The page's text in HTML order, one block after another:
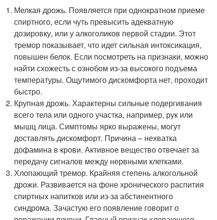
Мелкая дрожь. Появляется при однократном приеме
спиртного, если чуть превысить адекватную
дозировку, или у алкоголиков первой стадии. Этот
тремор показывает, что идет сильная интоксикация,
повышен белок. Если посмотреть на признаки, можно
найти схожесть с ознобом из-за высокого подъема
температуры. Ощутимого дискомфорта нет, проходит
быстро.
Крупная дрожь. Характерны сильные подергивания
всего тела или одного участка, например, рук или
мышц лица. Симптомы ярко выражены, могут
доставлять дискомфорт. Причина – нехватка
дофамина в крови. Активное вещество отвечает за
передачу сигналов между нервными клетками.
Хлопающий тремор. Крайняя степень алкогольной
дрожи. Развивается на фоне хронического распития
спиртных напитков или из-за абстинентного
синдрома. Зачастую его появление говорит о